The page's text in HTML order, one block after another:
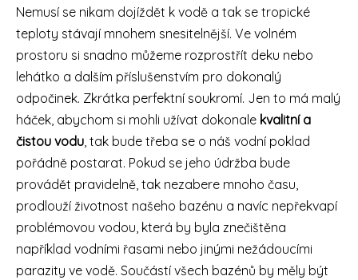
Nemusí se nikam dojíždět k vodě a tak se tropické
teploty stávají mnohem snesitelnější. Ve volném
prostoru si snadno můžeme rozprostřít deku nebo
lehátko a dalším příslušenstvím pro dokonalý
odpočinek. Zkrátka perfektní soukromí. Jen to má malý
háček, abychom si mohli užívat dokonale kvalitní a
čistou vodu, tak bude třeba se o náš vodní poklad
pořádně postarat. Pokud se jeho údržba bude
provádět pravidelně, tak nezabere mnoho času,
prodlouží životnost našeho bazénu a navíc nepřekvapí
problémovou vodou, která by byla znečištěna
například vodními řasami nebo jinými nežádoucími
parazity ve vodě. Součástí všech bazénů by měly být